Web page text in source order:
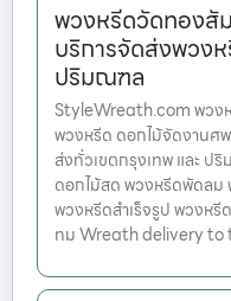
พวงหรีดวัดทองสั
บริการจัดส่งพวงห
ปริมณฑล
StyleWreath.com พวง
พวงหรีด ดอกไม้จัดงานศ
ส่งทั่วเขตกรุงเทพ และ ป
ดอกไม้สด พวงหรีดพัดลม
พวงหรีดสำเร็จรูป พวงห
ทม Wreath delivery to